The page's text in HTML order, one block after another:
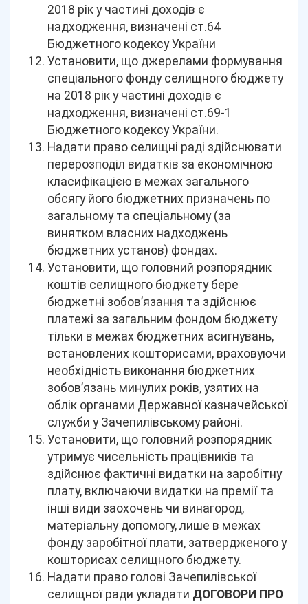
2018 рік у частині доходів є
надходження, визначені ст.64
Бюджетного кодексу України
Установити, що джерелами формування
спеціального фонду селищного бюджету
на 2018 рік у частині доходів є
надходження, визначені ст.69-1
Бюджетного кодексу України.
Надати право селищні раді здійснювати
перерозподіл видатків за економічною
класифікацією в межах загального
обсягу його бюджетних призначень по
загальному та спеціальному (за
винятком власних надходжень
бюджетних установ) фондах.
Установити, що головний розпорядник
коштів селищного бюджету бере
бюджетні зобов’язання та здійснює
платежі за загальним фондом бюджету
тільки в межах бюджетних асигнувань,
встановлених кошторисами, враховуючи
необхідність виконання бюджетних
зобов’язань минулих років, узятих на
облік органами Державної казначейської
служби у Зачепилівському районі.
Установити, що головний розпорядник
утримує чисельність працівників та
здійснює фактичні видатки на заробітну
плату, включаючи видатки на премії та
інші види заохочень чи винагород,
матеріальну допомогу, лише в межах
фонду заробітної плати, затвердженого у
кошторисах селищного бюджету.
Надати право голові Зачепилівської
селищної ради укладати ДОГОВОРИ ПРО